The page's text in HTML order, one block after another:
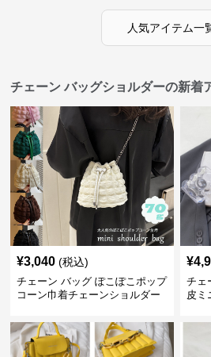
人気アイテム一
チェーン バッグショルダーの新着
¥3,040 (税込)
チェーン バッグ ぽこぽこポップ
コーン巾着チェーンショルダー
¥
チェ
皮ミ